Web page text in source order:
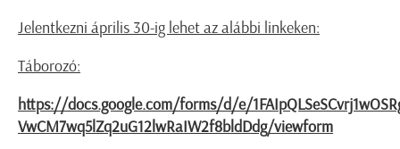
Jelentkezni április 30-ig lehet az alábbi linkeken:
Táborozó:
https://docs.google.com/forms/d/e/
VwCM7wq5lZq2uG12lwRaIW2f8bldDdg/viewform